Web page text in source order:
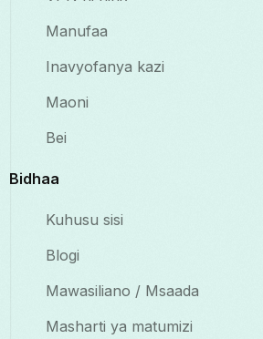
Manufaa
Inavyofanya kazi
Maoni
Bei
Bidhaa
Kuhusu sisi
Blogi
Mawasiliano / Msaada
Masharti ya matumizi